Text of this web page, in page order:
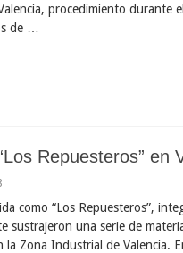
procedimiento durante
de …
Repuesteros” en
como “Los Repuesteros”,
sustrajeron una serie de
Zona Industrial de Valencia.